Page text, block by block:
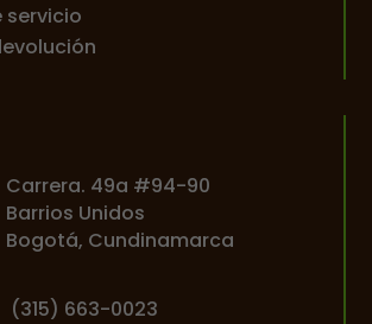
servicio
Carrera. 49a #94-90
Barrios Unidos
Bogotá, Cundinamarca
(315) 663-0023